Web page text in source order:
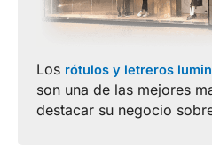
Los rótulos y letreros
son una de las mejores
destacar su negocio